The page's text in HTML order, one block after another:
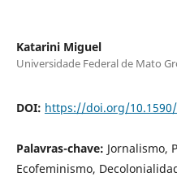
Katarini Miguel
Universidade Federal de Mato
DOI: https://doi.org/10.1590/
Palavras-chave: Jornalismo,
Ecofeminismo,